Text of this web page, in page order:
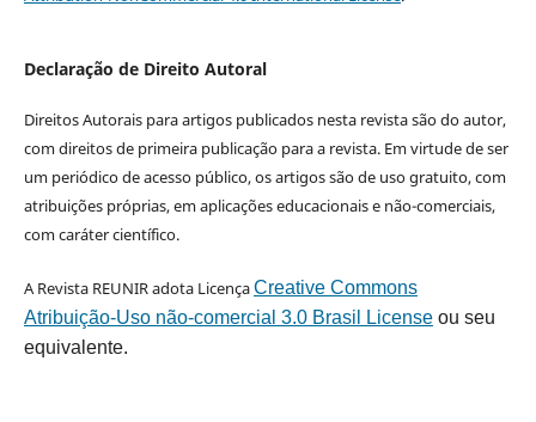
Declaração de Direito Autoral
Direitos Autorais para artigos publicados nesta revista são do autor,
com direitos de primeira publicação para a revista. Em virtude de ser
um periódico de acesso público, os artigos são de uso gratuito, com
atribuições próprias, em aplicações educacionais e não-comerciais,
com caráter científico.
A Revista REUNIR adota LicençaCreative Commons
Atribuição-Uso não-comercial 3.0 Brasil Licenseou seu
equivalente.